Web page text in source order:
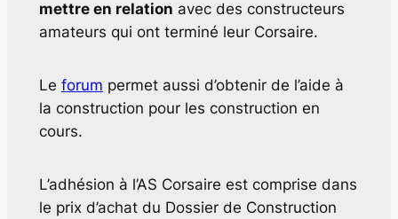
mettre en relation avec des constructeurs
amateurs qui ont terminé leur Corsaire.
Le forum permet aussi d’obtenir de l’aide à
la construction pour les construction en
cours.
L’adhésion à l’AS Corsaire est comprise dans
le prix d’achat du Dossier de Construction